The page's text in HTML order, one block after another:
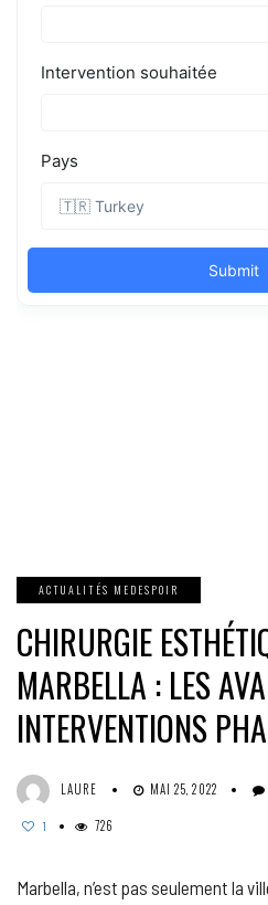
ACTUALITÉS MEDESPOIR
CHIRURGIE
MARBELLA : LES
INTERVENTIONS
LAURE MAI 25, 2022
1 726
Marbella, n’est pas seulement la